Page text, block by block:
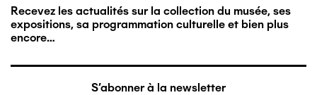
Recevez les actualités sur la collection du musée, ses
expositions, sa programmation culturelle et bien plus
encore…
S'abonner à la newsletter